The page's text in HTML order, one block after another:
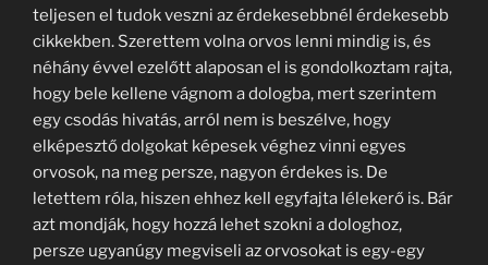
teljesen el tudok veszni az érdekesebbnél érdekesebb
cikkekben. Szerettem volna orvos lenni mindig is, és
néhány évvel ezelőtt alaposan el is gondolkoztam rajta,
hogy bele kellene vágnom a dologba, mert szerintem
egy csodás hivatás, arról nem is beszélve, hogy
elképesztő dolgokat képesek véghez vinni egyes
orvosok, na meg persze, nagyon érdekes is. De
letettem róla, hiszen ehhez kell egyfajta lélekerő is. Bár
azt mondják, hogy hozzá lehet szokni a dologhoz,
persze ugyanúgy megviseli az orvosokat is egy-egy